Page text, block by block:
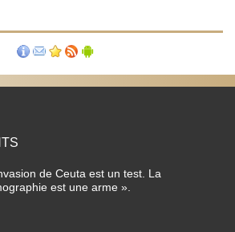
de Ceuta est un test. La
est une arme ».